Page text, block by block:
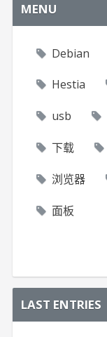
MENU
Debian
Hestia
usb
下载
浏览器
面板
LAST ENTRIES